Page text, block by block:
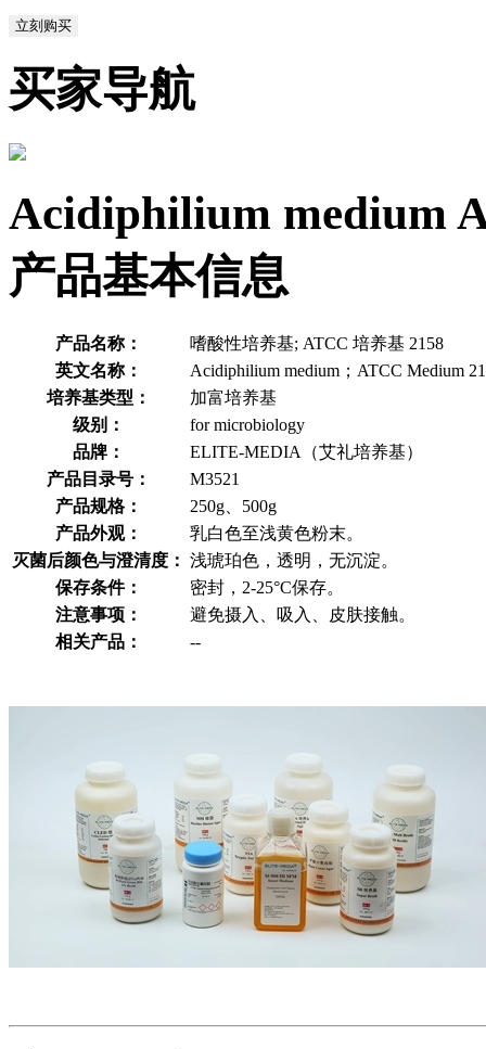
立刻购买
买家导航
Acidiphilium medium
产品基本信息
产品名称：
嗜酸性培养基; ATCC 培养基 2158
英文名称：
Acidiphilium medium；ATCC Medium
培养基类型：
加富培养基
级别：
for microbiology
品牌：
ELITE-MEDIA（艾礼培养基）
产品目录号：
M3521
产品规格：
250g、500g
产品外观：
乳白色至浅黄色粉末。
灭菌后颜色与澄清度： 浅琥珀色，透明，无沉淀。
保存条件：
密封，2-25°C保存。
注意事项：
避免摄入、吸入、皮肤接触。
相关产品：
--